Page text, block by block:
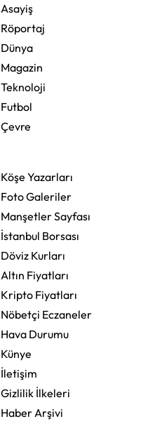
Asayiş
Röportaj
Dünya
Magazin
Teknoloji
Futbol
Çevre
Köşe Yazarları
Foto Galeriler
Manşetler Sayfası
İstanbul Borsası
Döviz Kurları
Altın Fiyatları
Kripto Fiyatları
Nöbetçi Eczaneler
Hava Durumu
Künye
İletişim
Gizlilik İlkeleri
Haber Arşivi